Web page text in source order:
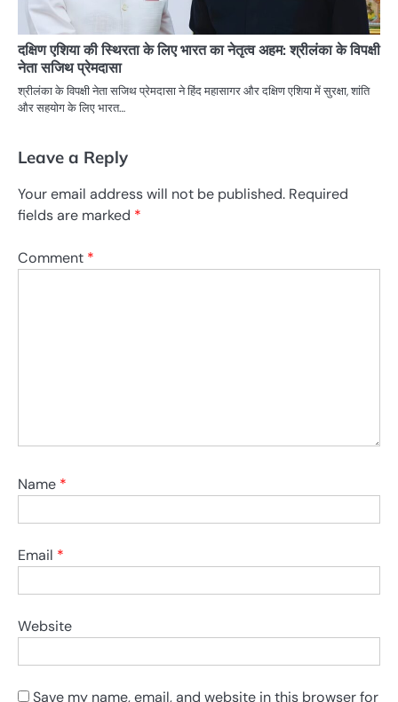
दक्षिण एशिया की स्थिरता के लिए भारत का नेतृत्व अहम: श्रीलंका के विपक्षी
नेता सजिथ प्रेमदासा
श्रीलंका के विपक्षी नेता सजिथ प्रेमदासा ने हिंद महासागर और दक्षिण एशिया में सुरक्षा, शांति
और सहयोग के लिए भारत…
Leave a Reply
Your email address will not be published. Required
fields are marked *
Comment *
Name *
Email *
Website
Save my name, email, and website in this browser for